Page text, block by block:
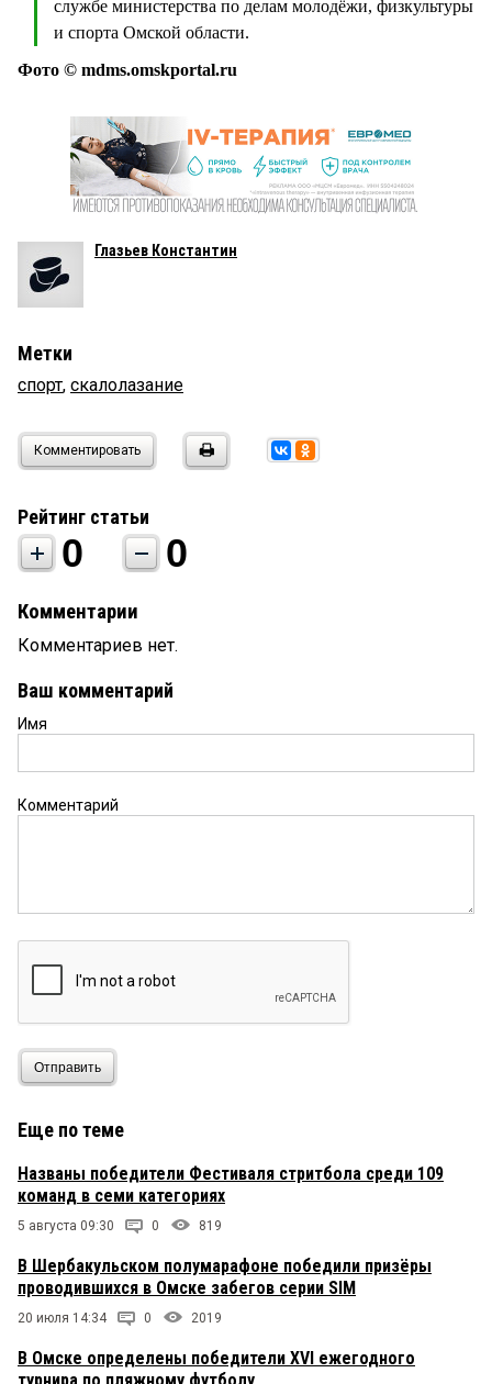
службе министерства по делам молодёжи, физкультуры
и спорта Омской области.
Фото © mdms.omskportal.ru
Глазьев Константин
Метки
спорт, скалолазание
Комментировать
Рейтинг статьи
0 0
Комментарии
Комментариев нет.
Ваш комментарий
Имя
Комментарий
Отправить
Еще по теме
Названы победители Фестиваля стритбола среди 109
команд в семи категориях
5 августа 09:30 0 819
В Шербакульском полумарафоне победили призёры
проводившихся в Омске забегов серии SIM
20 июля 14:34 0 2019
В Омске определены победители XVI ежегодного